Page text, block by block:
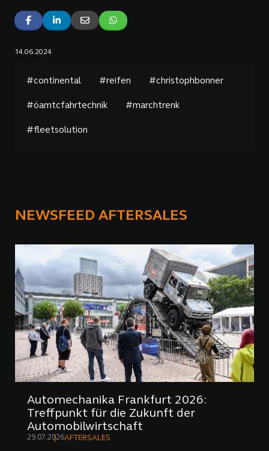
14.06.2024
#continental #reifen #christophbonner
#öamtcfahrtechnik #marchtrenk
#fleetsolution
NEWSFEED AFTERSALES
Automechanika Frankfurt 2026:
Treffpunkt für die Zukunft der
Automobilwirtschaft
29.07.2026AFTERSALES